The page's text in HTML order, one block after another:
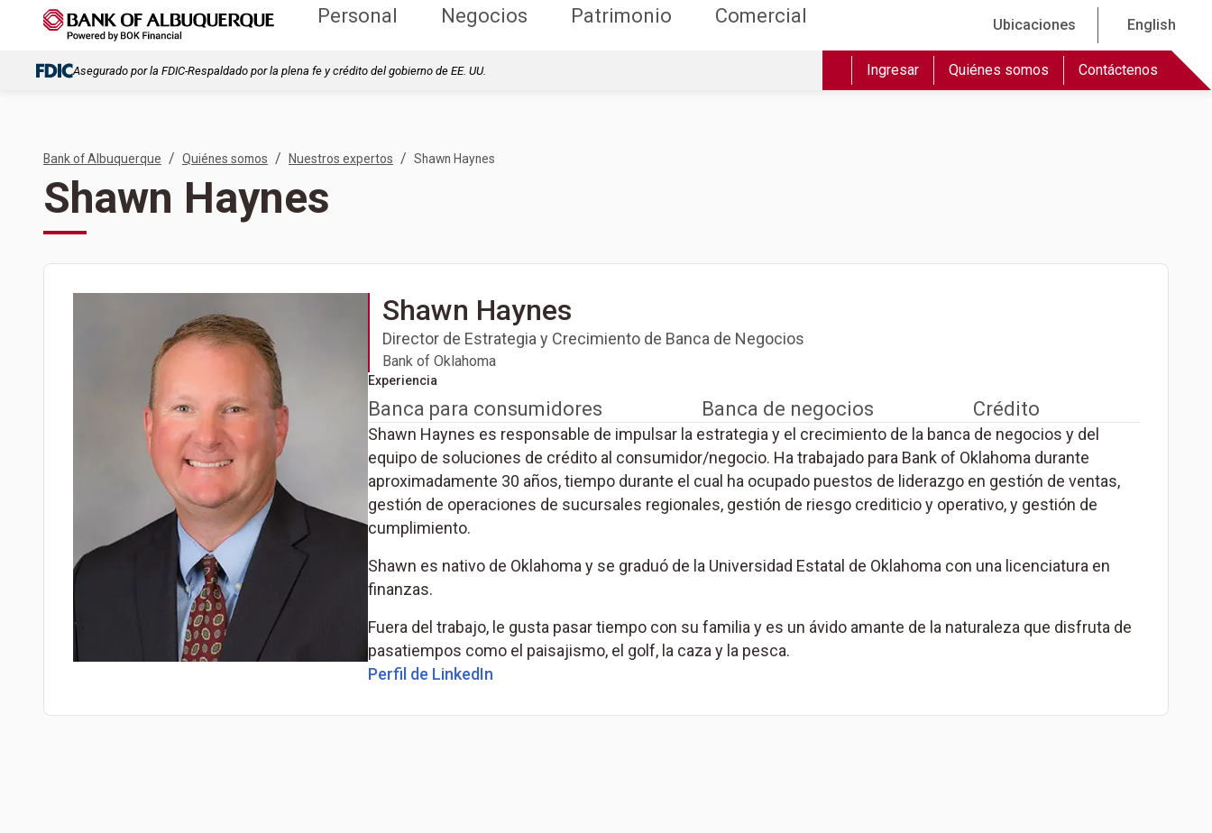
Personal Negocios Patrimonio Comercial Ubicaciones English
Asegurado por la FDIC-Respaldado por la plena fe y crédito del gobierno de EE. UU. Ingresar Quiénes somos Contáctenos
Bank of Albuquerque / Quiénes somos / Nuestros expertos / Shawn Haynes
Shawn Haynes
Shawn Haynes
Director de Estrategia y Crecimiento de Banca de Negocios
Bank of Oklahoma
Experiencia
Banca para consumidores Banca de negocios Crédito
Shawn Haynes es responsable de impulsar la estrategia y el crecimiento de la banca de negocios y del
equipo de soluciones de crédito al consumidor/negocio. Ha trabajado para Bank of Oklahoma durante
aproximadamente 30 años, tiempo durante el cual ha ocupado puestos de liderazgo en gestión de ventas,
gestión de operaciones de sucursales regionales, gestión de riesgo crediticio y operativo, y gestión de
cumplimiento.
Shawn es nativo de Oklahoma y se graduó de la Universidad Estatal de Oklahoma con una licenciatura en
finanzas.
Fuera del trabajo, le gusta pasar tiempo con su familia y es un ávido amante de la naturaleza que disfruta de
pasatiempos como el paisajismo, el golf, la caza y la pesca.
Perfil de LinkedIn